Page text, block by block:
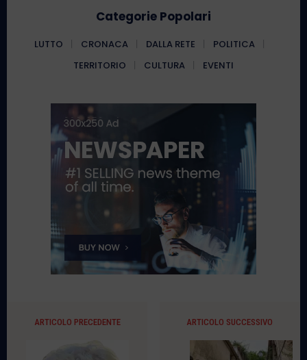
Categorie Popolari
LUTTO CRONACA DALLA RETE
POLITICA
TERRITORIO
CULTURA EVENTI
ARTICOLO PRECEDENTE ARTICOLO SUCCESSIVO